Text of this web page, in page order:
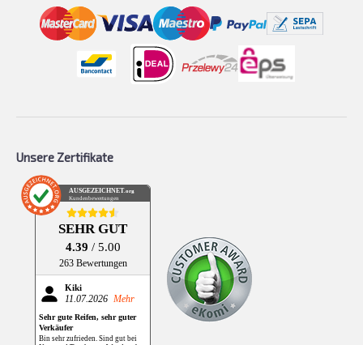
Unsere Zertifikate
AUSGEZEICHNET.org
Kundenbewertungen
SEHR GUT
4.39 / 5.00
263 Bewertungen
Kiki
11.07.2026 Mehr
Sehr gute Reifen, sehr guter
Verkäufer
Bin sehr zufrieden. Sind gut bei